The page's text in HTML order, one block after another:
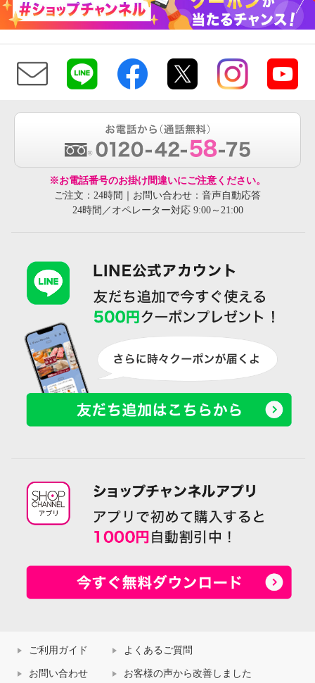
※お電話番号のお掛け間違いにご注意ください。
ご注文：24時間｜お問い合わせ：音声自動応答
24時間／オペレーター対応 9:00～21:00
ご利用ガイド よくあるご質問
お問い合わせ お客様の声から改善しました